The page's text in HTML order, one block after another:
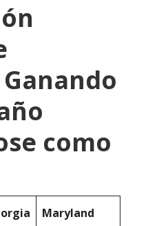
como
Maryland